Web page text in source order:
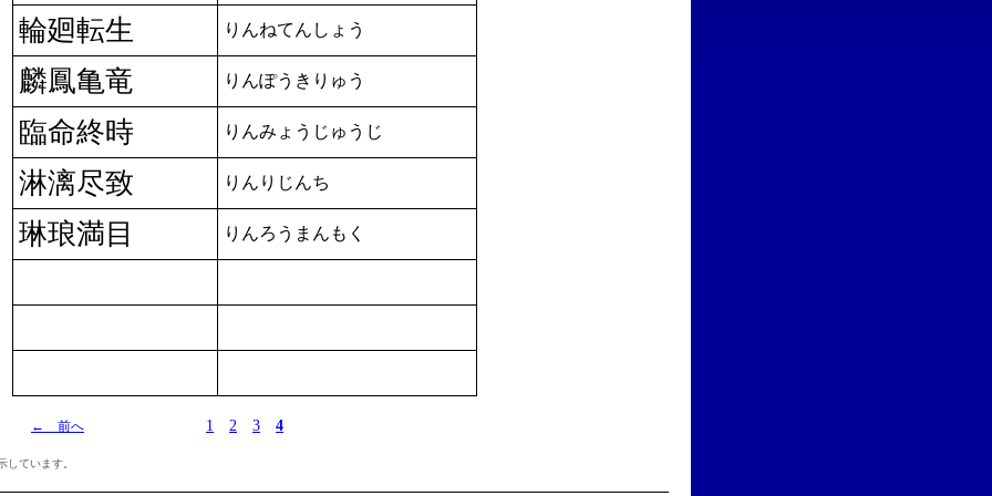
輪廻転生 りんねてんしょう
麟鳳亀竜 りんぽうきりゅう
臨命終時 りんみょうじゅうじ
淋漓尽致 りんりじんち
琳琅満目 りんろうまんもく
← 前へ 1 2 3 4
しています。